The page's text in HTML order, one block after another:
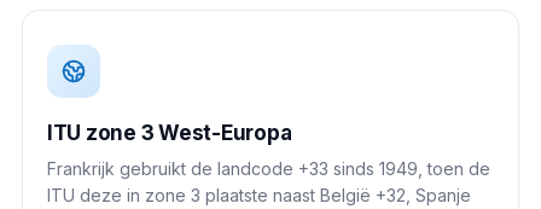
ITU zone 3 West-Europa
Frankrijk gebruikt de landcode +33 sinds 1949, toen de
ITU deze in zone 3 plaatste naast België +32, Spanje